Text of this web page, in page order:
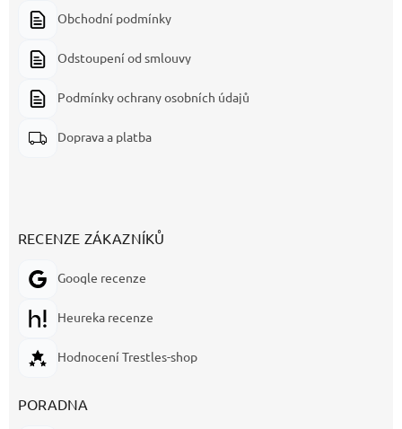
Obchodní podmínky
Odstoupení od smlouvy
Podmínky ochrany osobních údajů
Doprava a platba
RECENZE ZÁKAZNÍKŮ
Google recenze
Heureka recenze
Hodnocení Trestles-shop
PORADNA